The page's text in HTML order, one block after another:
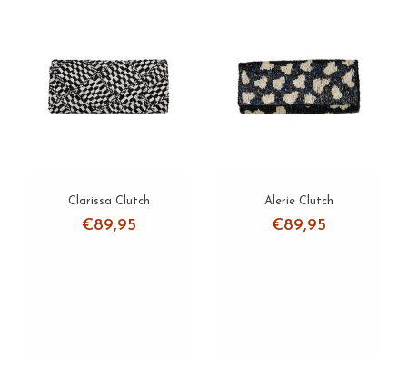
Clutch Grass
Clutch Mother of Pearl
Clarissa Clutch
€89,95
Alerie Clutch
€89,95